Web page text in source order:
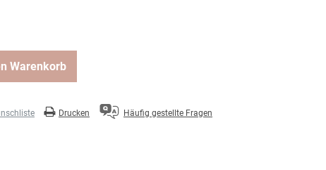
Warenkorb
Drucken Häufig gestellte Fragen